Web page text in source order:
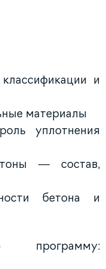
и
материалы
уплотнения
— состав,
бетона и
программу: